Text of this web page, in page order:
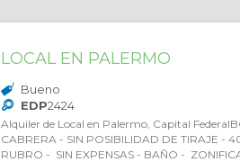
LOCAL EN PALERMO
Bueno
EDP2424
Alquiler de Local en Palermo, Capital
CABRERA - SIN POSIBILIDAD DE TIRAJE -
RUBRO - SIN EXPENSAS - BAÑO -